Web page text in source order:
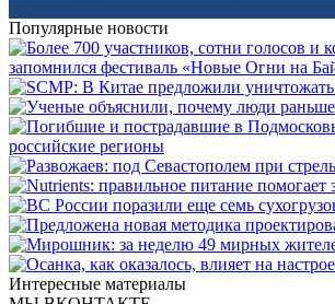
Популярные новости
запомнился фестиваль «Новые Огни на
российские регионы
Интересные материалы